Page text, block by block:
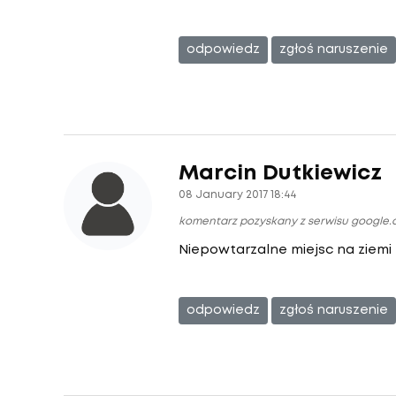
odpowiedz zgłoś naruszenie
Marcin Dutkiewicz
08 January 2017 18:44
komentarz pozyskany z serwisu
Niepowtarzalne miejsc na ziemi
odpowiedz zgłoś naruszenie